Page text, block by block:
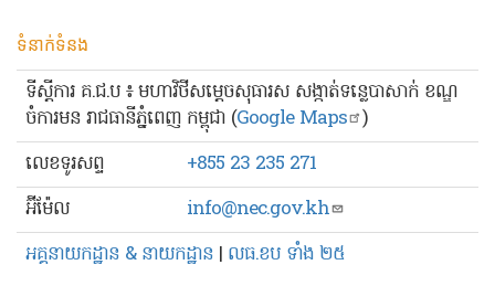
ទំនាក់ទំនង
ទីស្ដីការ គ.ជ.ប ៖ មហាវិថីសម្ដេចសុធារស សង្កាត់ទន្លេបាសាក់ ខណ្ឌ
ចំការមន រាជធានីភ្នំពេញ កម្ពុជា (Google Maps )
លេខ​ទូរសព្ទ
+855 23 235 271
អ៊ីម៉ែល
info@nec.gov.kh
អគ្គនាយកដ្ឋាន & នាយកដ្ឋាន | លធ.ខប ទាំង ២៥